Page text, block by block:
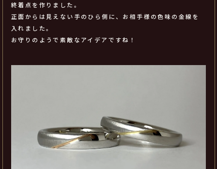
終着点を作りました。
正面からは見えない手のひら側に、お相手様の色味の金線を
入れました。
お守りのようで素敵なアイデアですね！